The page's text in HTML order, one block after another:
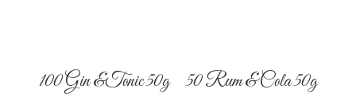
100 Gin &Tonic 50g 50 Rum & Cola 50g